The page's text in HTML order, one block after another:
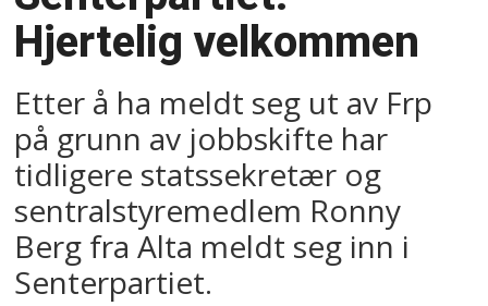
Hjertelig velkommen
Etter å ha meldt seg ut av Frp
på grunn av jobbskifte har
tidligere statssekretær og
sentralstyremedlem Ronny
Berg fra Alta meldt seg inn i
Senterpartiet.